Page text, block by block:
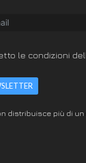
le condizioni
distribuisce più di